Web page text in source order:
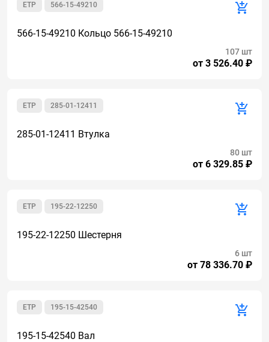
566-15-49210
ETP
566-15-49210 Кольцо 566-15-49210
от 3 526.40 ₽
107 шт
285-01-12411
ETP
285-01-12411 Втулка
от 6 329.85 ₽
80 шт
195-22-12250
ETP
195-22-12250 Шестерня
от 78 336.70 ₽
6 шт
195-15-42540
ETP
195-15-42540 Вал